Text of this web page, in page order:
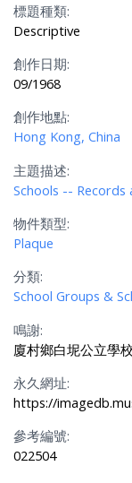
標題種類:
Descriptive
創作日期:
09/1968
創作地點:
Hong Kong, China
主題描述:
Schools --
物件類型:
Plaque
分類:
School Groups &
鳴謝:
廈村鄉白坭公立學校
永久網址:
https://
參考編號:
022504